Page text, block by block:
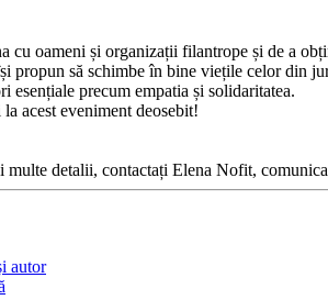
cu oameni și organizații filantrope și de a
propun să schimbe în bine viețile celor din
esențiale precum empatia și solidaritatea.
acest eveniment deosebit!
multe detalii, contactați Elena Nofit,
autor